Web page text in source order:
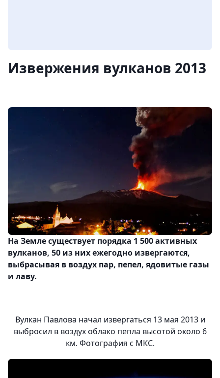
Извержения вулканов 2013
На Земле существует порядка 1 500 активных
вулканов, 50 из них ежегодно извергаются,
выбрасывая в воздух пар, пепел, ядовитые газы
и лаву.
Вулкан Павлова начал извергаться 13 мая 2013 и
выбросил в воздух облако пепла высотой около 6
км. Фотография с МКС.